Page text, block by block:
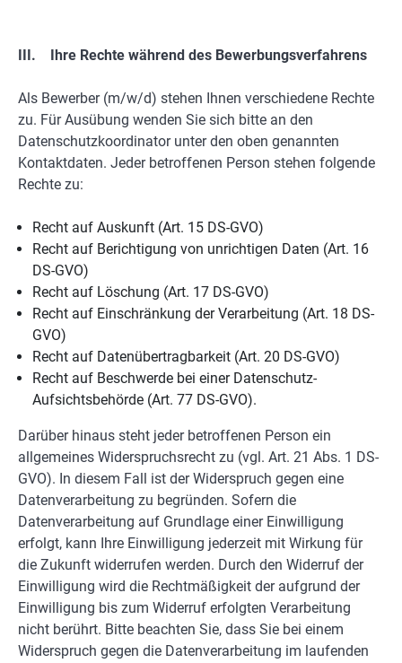
III. Ihre Rechte während des Bewerbungsverfahrens
Als Bewerber (m/w/d) stehen Ihnen verschiedene Rechte
zu. Für Ausübung wenden Sie sich bitte an den
Datenschutzkoordinator unter den oben genannten
Kontaktdaten. Jeder betroffenen Person stehen folgende
Rechte zu:
Recht auf Auskunft (Art. 15 DS-GVO)
Recht auf Berichtigung von unrichtigen Daten (Art. 16
DS-GVO)
Recht auf Löschung (Art. 17 DS-GVO)
Recht auf Einschränkung der Verarbeitung (Art. 18 DS-
GVO)
Recht auf Datenübertragbarkeit (Art. 20 DS-GVO)
Recht auf Beschwerde bei einer Datenschutz-
Aufsichtsbehörde (Art. 77 DS-GVO).
Darüber hinaus steht jeder betroffenen Person ein
allgemeines Widerspruchsrecht zu (vgl. Art. 21 Abs. 1 DS-
GVO). In diesem Fall ist der Widerspruch gegen eine
Datenverarbeitung zu begründen. Sofern die
Datenverarbeitung auf Grundlage einer Einwilligung
erfolgt, kann Ihre Einwilligung jederzeit mit Wirkung für
die Zukunft widerrufen werden. Durch den Widerruf der
Einwilligung wird die Rechtmäßigkeit der aufgrund der
Einwilligung bis zum Widerruf erfolgten Verarbeitung
nicht berührt. Bitte beachten Sie, dass Sie bei einem
Widerspruch gegen die Datenverarbeitung im laufenden